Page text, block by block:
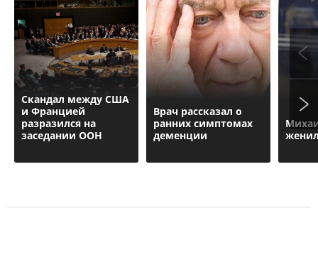
Скандал между США
и Францией
разразился на
заседании ООН
Врач рассказал о
ранних симптомах
деменции